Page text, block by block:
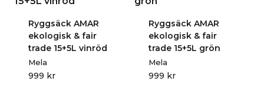
Ryggsäck AMAR
ekologisk & fair
trade 15+5L vinröd
Mela
999 kr
Ryggsäck AMAR
ekologisk & fair
trade 15+5L grön
Mela
999 kr